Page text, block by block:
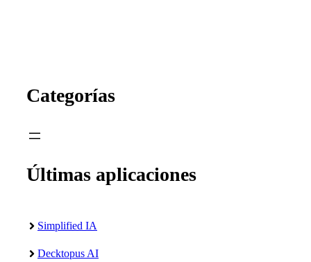
Categorías
Últimas aplicaciones
Simplified IA
Decktopus AI